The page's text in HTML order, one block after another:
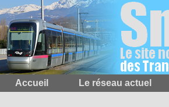
Accueil Le réseau actuel